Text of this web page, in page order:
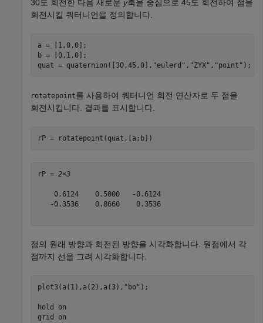
30도 회전한 다음 새로운 y축을 중심으로 45도 회전하여 점을
회전시킬 쿼터니언을 정의합니다.
a = [1,0,0];
b = [0,1,0];
quat = quaternion([30,45,0], "eulerd" , "ZYX" , "point" );
rotatepoint를 사용하여 쿼터니언 회전 연산자로 두 점을
회전시킵니다. 결과를 표시합니다.
rP = rotatepoint(quat,[a;b])
rP = 2×3
    0.6124    0.5000   -0.6124
   -0.3536    0.8660    0.3536
점의 원래 방향과 회전된 방향을 시각화합니다. 원점에서 각
점까지 선을 그려 시각화합니다.
plot3(a(1),a(2),a(3), "bo" );
hold
on
grid
on